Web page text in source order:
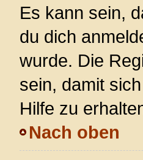
Es kann sein,
du dich
wurde. Die
sein, damit
Hilfe zu
Nach oben